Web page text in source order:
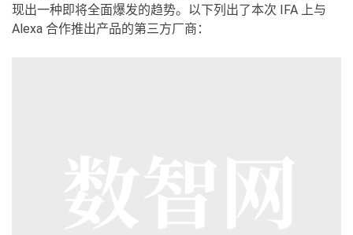
现出一种即将全面爆发的趋势。以下列出了本次 IFA 上与
Alexa 合作推出产品的第三方厂商：